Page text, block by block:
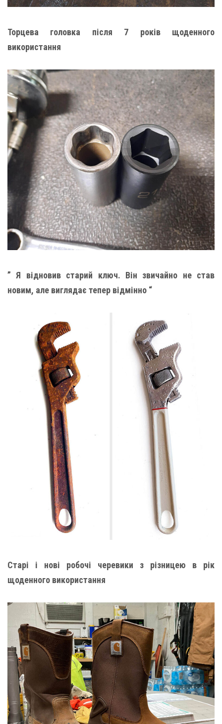
Торцева головка після 7 років щоденного
використання
” Я відновив старий ключ. Він звичайно не став
новим, але виглядає тепер відмінно “
Старі і нові робочі черевики з різницею в рік
щоденного використання